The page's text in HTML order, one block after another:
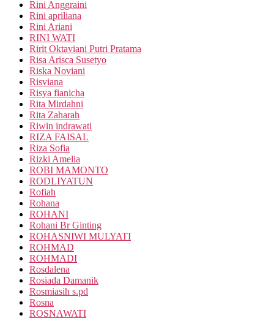
Rini Anggraini
Rini apriliana
Rini Ariani
RINI WATI
Ririt Oktaviani Putri Pratama
Risa Arisca Susetyo
Riska Noviani
Risviana
Risya fianicha
Rita Mirdahni
Rita Zaharah
Riwin indrawati
RIZA FAISAL
Riza Sofia
Rizki Amelia
ROBI MAMONTO
RODLIYATUN
Rofiah
Rohana
ROHANI
Rohani Br Ginting
ROHASNIWI MULYATI
ROHMAD
ROHMADI
Rosdalena
Rosiada Damanik
Rosmiasih s.pd
Rosna
ROSNAWATI